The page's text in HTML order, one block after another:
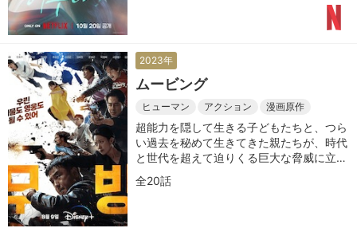
2023年
ムービング
ヒューマン アクション 漫画原作
超能力を隠して生きる子どもたちと、つら
い過去を秘めて生きてきた親たちが、時代
と世代を超えて迫りくる巨大な脅威に立ち
向かう超能力ヒューマン・アクションシリ
ーズ
全20話